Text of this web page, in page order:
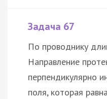
Задача 67
По проводнику
Направление
перпендикулярно
поля, которая равна